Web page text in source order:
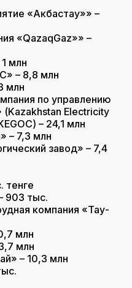
«Акбастау»» –
«QazaqGaz»» –
млн
– 8,8 млн
млн
по управлению
Electricity
– 24,1 млн
– 7,3 млн
завод» – 7,4
тенге
903 тыс.
компания «Тау-
млн
млн
– 10,3 млн